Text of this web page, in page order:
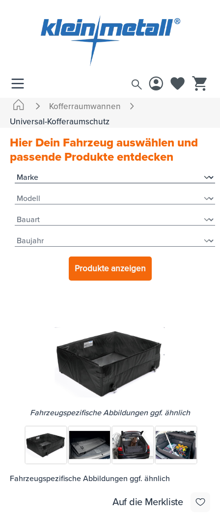
Kofferraumwannen
Universal-Kofferaumschutz
Hier Dein Fahrzeug auswählen und
passende Produkte entdecken
Produkte anzeigen
Fahrzeugspezifische Abbildungen ggf. ähnlich
Fahrzeugspezifische Abbildungen ggf. ähnlich
Auf die Merkliste